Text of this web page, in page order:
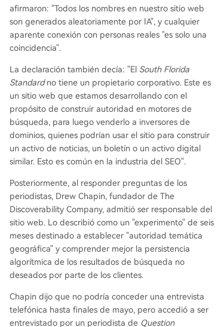
afirmaron: "Todos los nombres en nuestro sitio web
son generados aleatoriamente por IA", y cualquier
aparente conexión con personas reales "es solo una
coincidencia".
La declaración también decía: "El South Florida
Standardno tiene un propietario corporativo. Este es
un sitio web que estamos desarrollando con el
propósito de construir autoridad en motores de
búsqueda, para luego venderlo a inversores de
dominios, quienes podrían usar el sitio para construir
un activo de noticias, un boletín o un activo digital
similar. Esto es común en la industria del SEO".
Posteriormente, al responder preguntas de los
periodistas, Drew Chapin, fundador de The
Discoverability Company, admitió ser responsable del
sitio web. Lo describió como un "experimento" de seis
meses destinado a establecer "autoridad temática
geográfica" y comprender mejor la persistencia
algorítmica de los resultados de búsqueda no
deseados por parte de los clientes.
Chapin dijo que no podría conceder una entrevista
telefónica hasta finales de mayo, pero accedió a ser
entrevistado por un periodista de Question